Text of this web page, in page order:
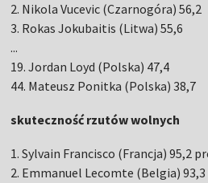
2. Nikola Vucevic (Czarnogóra) 56,2
3. Rokas Jokubaitis (Litwa) 55,6
...
19. Jordan Loyd (Polska) 47,4
44. Mateusz Ponitka (Polska) 38,7
skuteczność rzutów wolnych
1. Sylvain Francisco (Francja) 95,2
2. Emmanuel Lecomte (Belgia) 93,3